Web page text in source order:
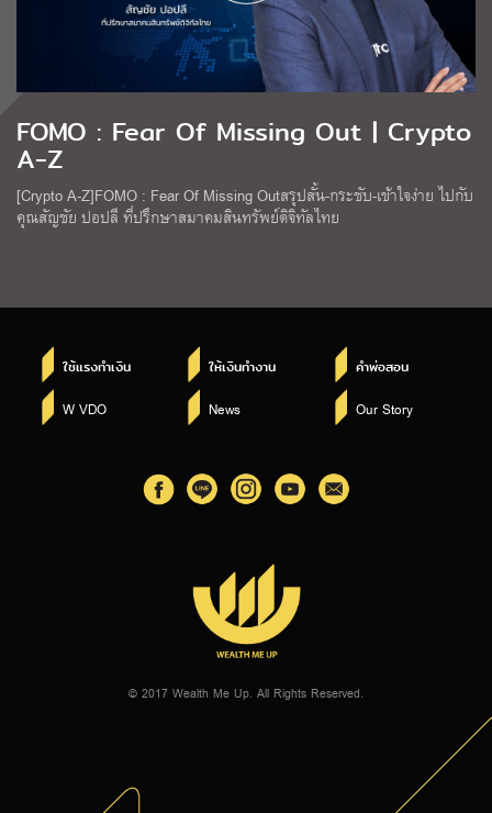
FOMO : Fear Of Missing Out | Crypto
A-Z
[Crypto A-Z]FOMO : Fear Of Missing Outสรุปสั้น-กระชับ-เข้าใจง่าย ไปกับ
คุณสัญชัย ปอปลี ที่ปรึกษาสมาคมสินทรัพย์ดิจิทัลไทย
ใช้แรงทำเงิน ให้เงินทำงาน คำพ่อสอน
W VDO News Our Story
© 2017 Wealth Me Up. All Rights Reserved.